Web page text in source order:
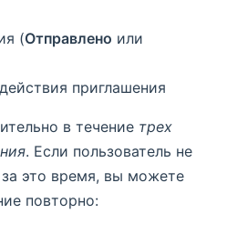
(Отправлено или
приглашения
в течение трех
. Если пользователь не
это время, вы можете
повторно: